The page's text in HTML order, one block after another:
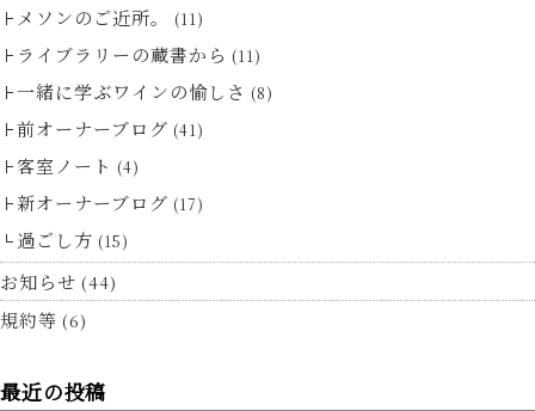
メソンのご近所。 (11)
ライブラリーの蔵書から (11)
一緒に学ぶワインの愉しさ (8)
前オーナーブログ (41)
客室ノート (4)
新オーナーブログ (17)
過ごし方 (15)
お知らせ (44)
規約等 (6)
最近の投稿